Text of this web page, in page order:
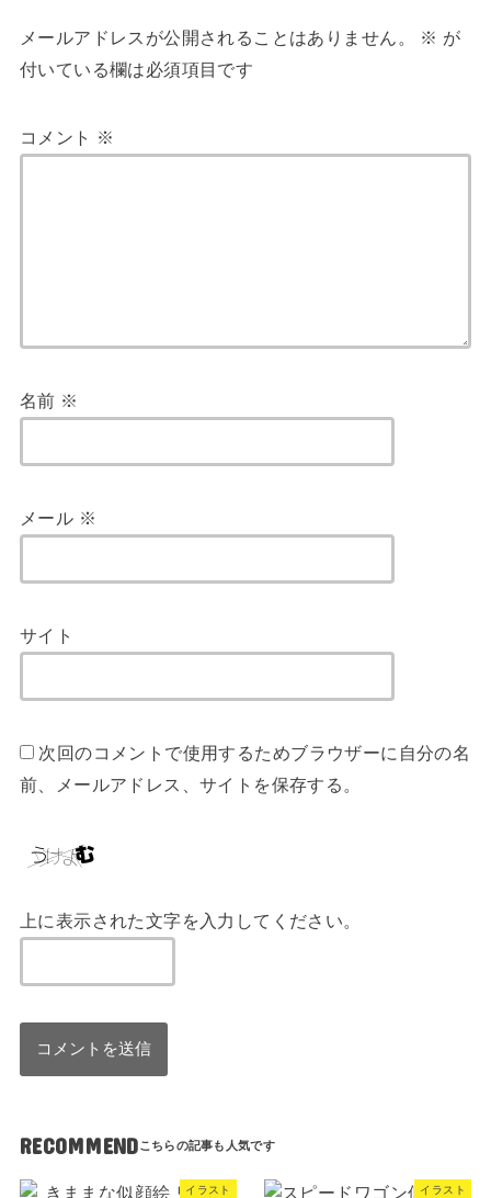
メールアドレスが公開されることはありません。 ※ が
付いている欄は必須項目です
コメント ※
名前 ※
メール ※
サイト
次回のコメントで使用するためブラウザーに自分の名
前、メールアドレス、サイトを保存する。
上に表示された文字を入力してください。
RECOMMEND
イラスト イラスト